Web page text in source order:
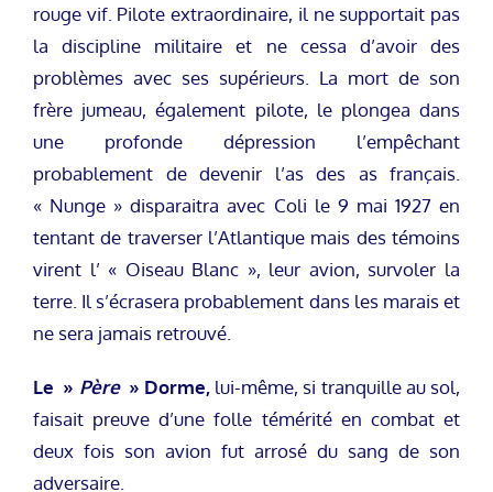
rouge vif. Pilote extraordinaire, il ne supportait pas
la discipline militaire et ne cessa d’avoir des
problèmes avec ses supérieurs. La mort de son
frère jumeau, également pilote, le plongea dans
une profonde dépression l’empêchant
probablement de devenir l’as des as français.
« Nunge » disparaitra avec Coli le 9 mai 1927 en
tentant de traverser l’Atlantique mais des témoins
virent l’ « Oiseau Blanc », leur avion, survoler la
terre. Il s’écrasera probablement dans les marais et
ne sera jamais retrouvé.
Le » Père» Dorme, lui-même, si tranquille au sol,
faisait preuve d’une folle témérité en combat et
deux fois son avion fut arrosé du sang de son
adversaire.